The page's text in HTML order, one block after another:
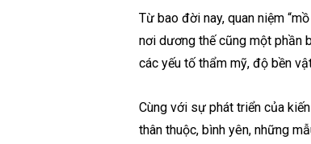
Từ bao đời nay, quan niệm
nơi dương thế cũng một phần
các yếu tố thẩm mỹ, độ bền
Cùng với sự phát triển của
thân thuộc, bình yên, những